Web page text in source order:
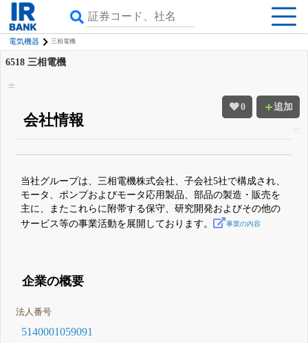
電気機器 三相電機
0 追加
6518 三相電機
会社情報
詳しく見られる
無料でβ版をはじめる
登録すると永久30%OFFと米株版の先行利用も付きます
当社グループは、三相電機株式会社、子会社5社で構成され、
モータ、ポンプおよびモータ応用製品、部品の製造・販売を
主に、またこれらに附帯する保守、研究開発およびその他の
サービス等の事業活動を展開しております。
事業の内容
企業の概要
法人番号
5140001059091